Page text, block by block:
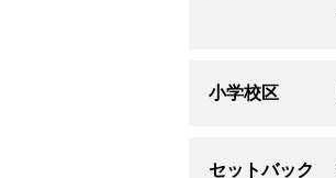
小学校区
セットバック